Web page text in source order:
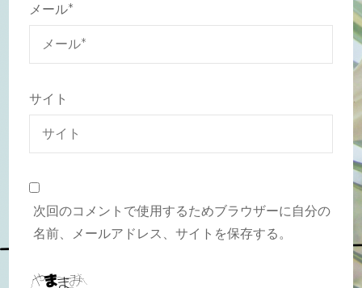
メール*
サイト
次回のコメントで使用するためブラウザーに自分の
名前、メールアドレス、サイトを保存する。